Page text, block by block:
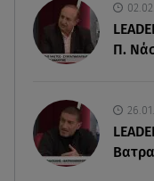
Έλληνας
δημιούργημα
Συντάξεις:
κοντά σε ηλικία
Π.